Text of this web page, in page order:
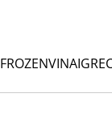
FROZENVINAIGRE